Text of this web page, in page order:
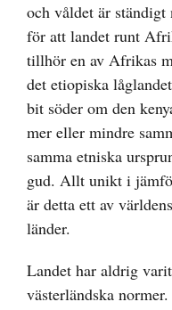
och våldet är ständigt
för att landet runt
tillhör en av Afrikas
det etiopiska
bit söder om den
mer eller mindre
samma etniska
gud. Allt unikt i
är detta ett av
länder.
Landet har aldrig
västerländska